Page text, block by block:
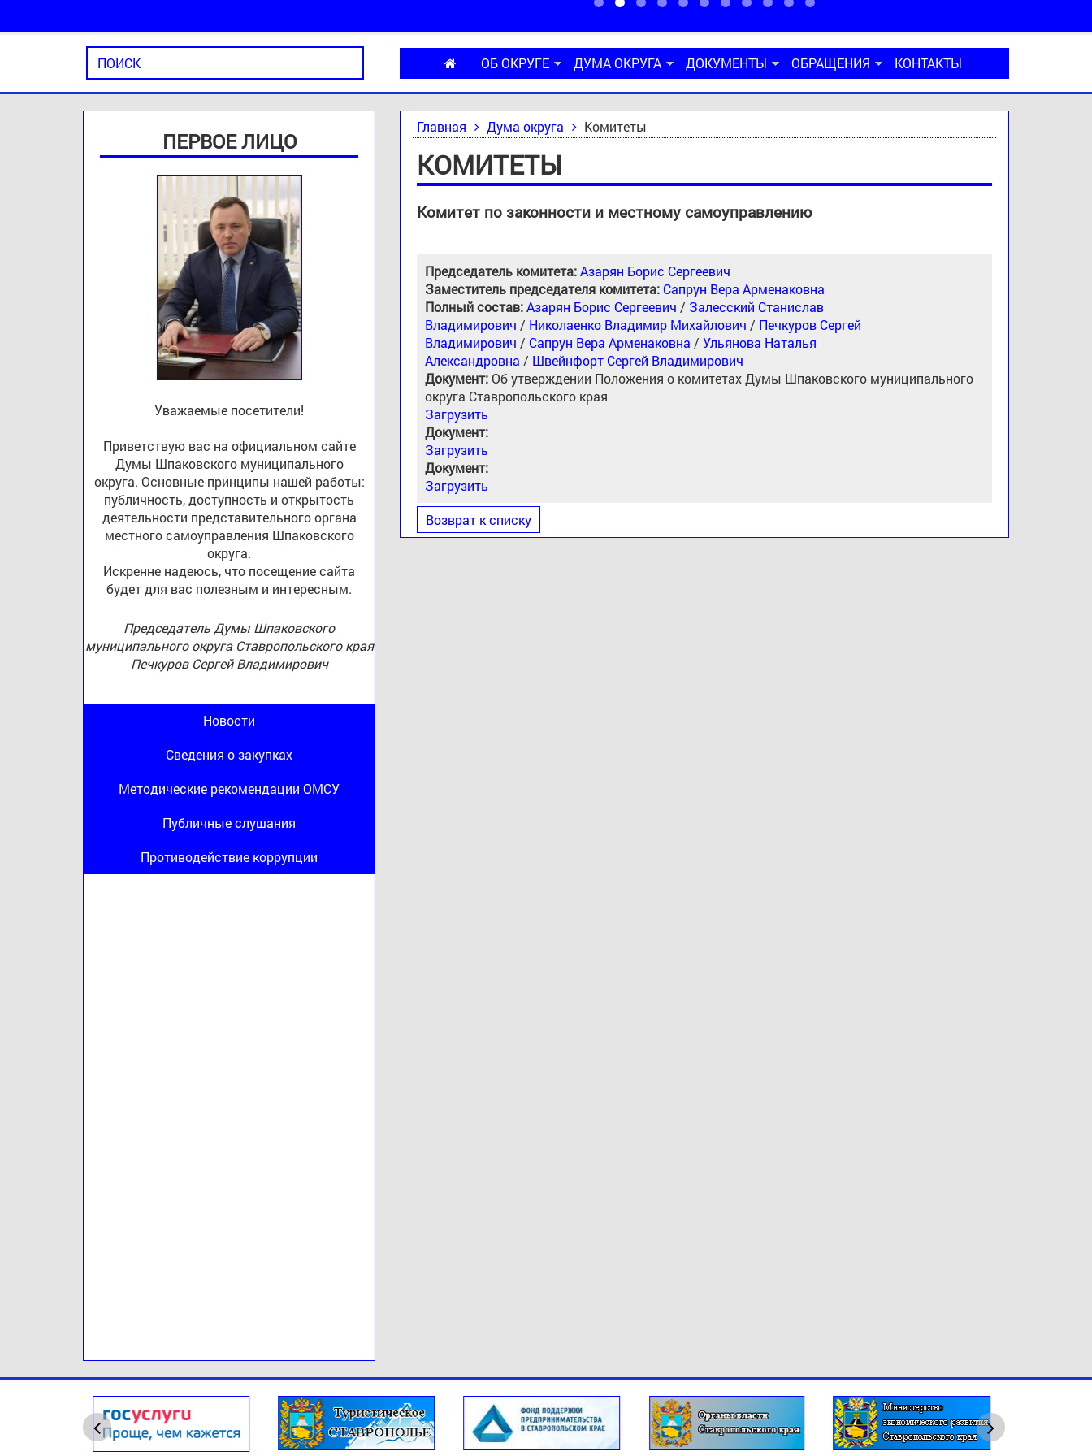
ОБ ОКРУГЕ ДУМА ОКРУГА ДОКУМЕНТЫ ОБРАЩЕНИЯ КОНТАКТЫ
ПЕРВОЕ ЛИЦО
Уважаемые посетители!
Приветствую вас на официальном сайте
Думы Шпаковского муниципального
округа. Основные принципы нашей работы:
публичность, доступность и открытость
деятельности представительного органа
местного самоуправления Шпаковского
округа.
Искренне надеюсь, что посещение сайта
будет для вас полезным и интересным.
Председатель Думы Шпаковского
муниципального округа Ставропольского края
Печкуров Сергей Владимирович
Новости
Сведения о закупках
Методические рекомендации ОМСУ
Публичные слушания
Противодействие коррупции
Главная Дума округа Комитеты
КОМИТЕТЫ
Комитет по законности и местному самоуправлению
Председатель комитета:Азарян Борис Сергеевич
Заместитель председателя комитета: Сапрун Вера Арменаковна
Полный состав:Азарян Борис Сергеевич / Залесский Станислав
Владимирович / Николаенко Владимир Михайлович / Печкуров Сергей
Владимирович / Сапрун Вера Арменаковна / Ульянова Наталья
Александровна / Швейнфорт Сергей Владимирович
Документ: Об утверждении Положения о комитетах Думы Шпаковского муниципального
округа Ставропольского края
Загрузить
Документ:
Загрузить
Документ:
Загрузить
Возврат к списку